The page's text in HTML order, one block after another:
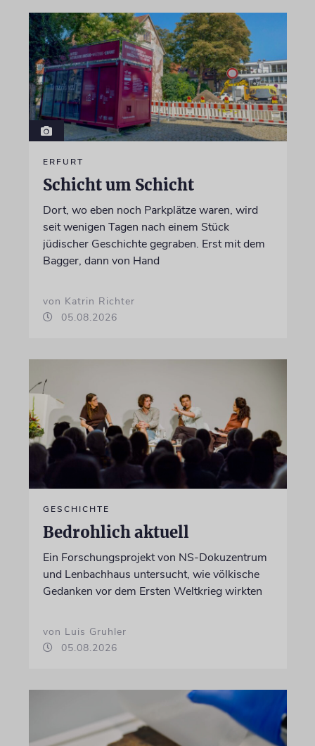
ERFURT
Schicht um Schicht
Dort, wo eben noch Parkplätze waren, wird
seit wenigen Tagen nach einem Stück
jüdischer Geschichte gegraben. Erst mit dem
Bagger, dann von Hand
von Katrin Richter
05.08.2026
GESCHICHTE
Bedrohlich aktuell
Ein Forschungsprojekt von NS-Dokuzentrum
und Lenbachhaus untersucht, wie völkische
Gedanken vor dem Ersten Weltkrieg wirkten
von Luis Gruhler
05.08.2026